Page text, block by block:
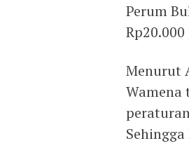
Perum
Menurut
Wamena